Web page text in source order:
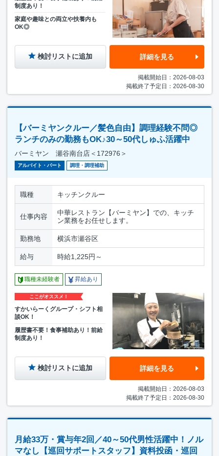
制度あり！
家庭や趣味との両立や扶養内も
OK◎
検討リストに追加 詳細を見る
掲載開始日：2026-08-03
掲載終了予定日：2026-08-30
【バーミヤンクルー／髪色自由】調理経験不問◎
ランチのみの勤務もOK♪30～50代しゅふ活躍中
バーミヤン 瀬谷南台店＜172976＞
アルバイト・パート 調理・調理補助
職種 キッチンクルー
仕事内容
中華レストラン【バーミヤン】での、キッチ
ン業務をお任せします。
勤務地 横浜市瀬谷区
給与 時給1,225円～
職種未経験者 昇給あり
ここがオススメ！
すかいらーくグループ・シフト相
談OK！
履歴書不要！食事補助あり！前給
制度あり！
検討リストに追加 詳細を見る
掲載開始日：2026-08-03
掲載終了予定日：2026-08-30
月給33万・賞与年2回／40～50代男性活躍中！ノル
マなし【巡回サポートスタッフ】資料投函・巡回